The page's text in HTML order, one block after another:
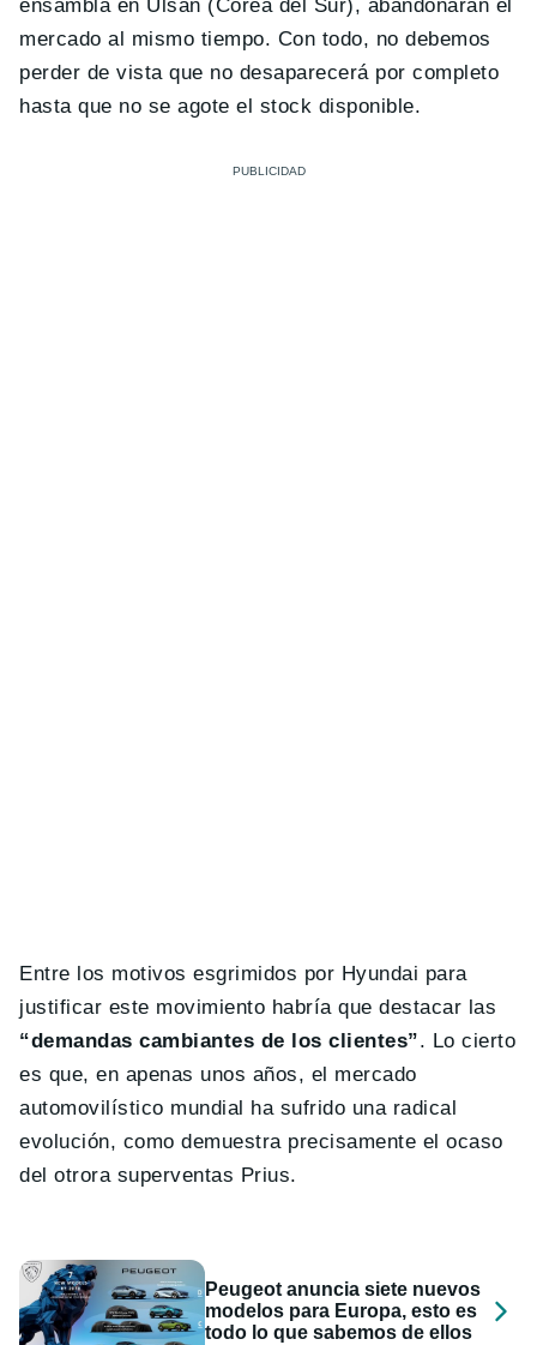
ensambla en Ulsan (Corea del Sur), abandonarán el
mercado al mismo tiempo. Con todo, no debemos
perder de vista que no desaparecerá por completo
hasta que no se agote el stock disponible.
Entre los motivos esgrimidos por Hyundai para
justificar este movimiento habría que destacar las
“demandas cambiantes de los clientes”. Lo cierto
es que, en apenas unos años, el mercado
automovilístico mundial ha sufrido una radical
evolución, como demuestra precisamente el ocaso
del otrora superventas Prius.
Peugeot anuncia siete nuevos
modelos para Europa, esto es
todo lo que sabemos de ellos